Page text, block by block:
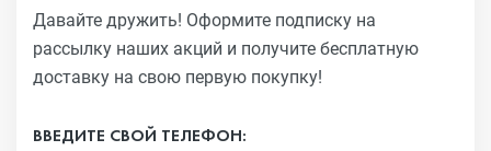
Давайте дружить! Оформите подписку на
рассылку наших акций и получите бесплатную
доставку на свою первую покупку!
ВВЕДИТЕ СВОЙ ТЕЛЕФОН: